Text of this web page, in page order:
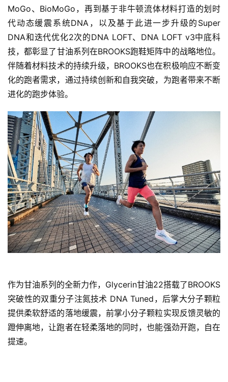
MoGo、BioMoGo，再到基于非牛顿流体材料打造的划时
代动态缓震系统DNA，以及基于此进一步升级的Super
DNA和迭代优化2次的DNA LOFT、DNA LOFT v3中底科
技，都彰显了甘油系列在BROOKS跑鞋矩阵中的战略地位。
伴随着材料技术的持续升级，BROOKS也在积极响应不断变
化的跑者需求，通过持续创新和自我突破，为跑者带来不断
进化的跑步体验。
作为甘油系列的全新力作，Glycerin甘油22搭载了BROOKS
突破性的双重分子注氮技术 DNA Tuned，后掌大分子颗粒
提供柔软舒适的落地缓震，前掌小分子颗粒实现反馈灵敏的
蹬伸离地，让跑者在轻柔落地的同时，也能强劲开跑，自在
提速。